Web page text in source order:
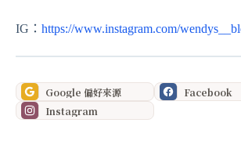
IG： https://www.instagram.com/
Google 偏好來源
Facebook
Instagram